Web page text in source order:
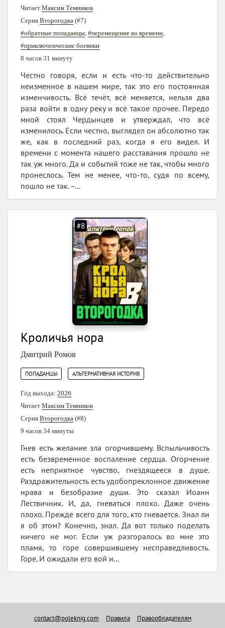
Читает Максим Темников
Серия Второгодка (#7)
#обратные попаданцы, #перемещение во времени,
#приключенческие боевики
8 часов 31 минуту
Честно говоря, если и есть что-то действительно
неизменное в нашем мире, так это его постоянная
изменчивость. Всё течёт, всё меняется, нельзя два
раза войти в одну реку и всё такое прочее. Передо
мной стоял Чердынцев и утверждал, что всё
изменилось. Если честно, выглядел он абсолютно так
же, как в последний раз, когда я его видел. И
времени с момента нашего расставания прошло не
так уж много. Да и событий тоже не так, чтобы много
пронеслось. Тем не менее, что-то, судя по всему,
пошло не так. –...
#8
Кроличья нора
Дмитрий Ромов
ПОПАДАНЦЫ АЛЬТЕРНАТИВНАЯ ИСТОРИЯ
Год выхода: 2026
Читает Максим Темников
Серия Второгодка (#8)
9 часов 34 минуты
Гнев есть желание зла огорчившему. Вспыльчивость
есть безвременное воспаление сердца. Огорчение
есть неприятное чувство, гнездящееся в душе.
Раздражительность есть удобопреклонное движение
нрава и безобразие души. Это сказал Иоанн
Лествичник. И, да, гневаться плохо. Даже очень
плохо. Прежде всего для того, кто гневается. Знал ли
я об этом? Конечно, знал. Да вот только поделать
ничего не мог. Если уж разгоралось во мне это
пламя, то горе совершившему несправедливость.
Горе. И ожидали его вой и...
contact@poleknig.com Правила Правообладателям